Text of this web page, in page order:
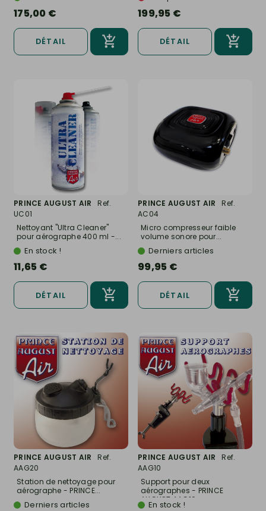
175,00 €
DÉTAIL
199,95 €
DÉTAIL
PRINCE AUGUST AIR
Ref.
UC01
Nettoyant "Ultra Cleaner"
pour aérographe 400 ml -...
En stock !
11,65 €
DÉTAIL
PRINCE AUGUST AIR
Ref.
AC04
Micro compresseur faible
volume sonore pour...
Derniers articles
99,95 €
DÉTAIL
PRINCE AUGUST AIR
Ref.
AAG20
Station de nettoyage pour
aérographe - PRINCE...
Derniers articles
PRINCE AUGUST AIR
Ref.
AAG10
Support pour deux
aérographes - PRINCE
AUGUST AAG10
En stock !